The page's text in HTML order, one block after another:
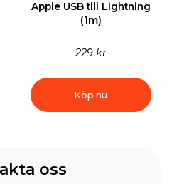
Apple USB till Lightning
(1m)
229 kr
Köp nu
oss